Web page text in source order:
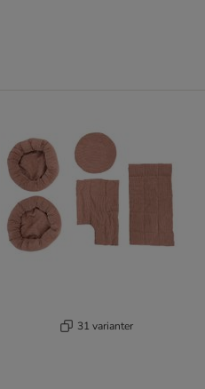
31 varianter